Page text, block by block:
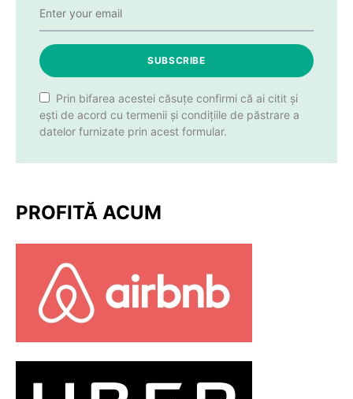
SUBSCRIBE
Prin bifarea acestei căsuțe confirmi că ai citit și
ești de acord cu termenii și condițiile de păstrare a
datelor furnizate prin acest formular.
PROFITĂ ACUM